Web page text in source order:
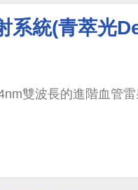
系統(青萃光
雙波長的進階血管